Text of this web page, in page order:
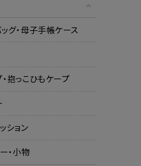
グ・母子手帳ケース
抱っこひもケープ
ション
・小物